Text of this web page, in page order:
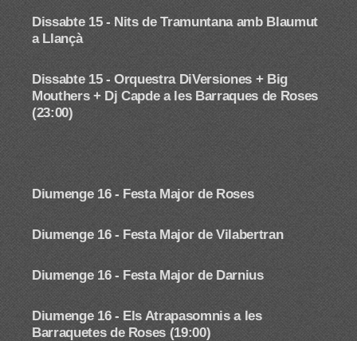
Dissabte 15 -Nits de Tramuntana amb Blaumut
a Llançà
Dissabte 15 - Orquestra DiVersiones + Big
Mouthers + Dj Capde a les Barraques de Roses
(23:00)
Diumenge 16 - Festa Major de Roses
Diumenge 16 - Festa Major de Vilabertran
Diumenge 16 - Festa Major de Darnius
Diumenge 16 - Els Atrapasomnis a les
Barraquetes de Roses (19:00)